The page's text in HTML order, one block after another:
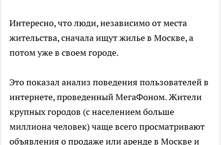
Интересно, что люди, независимо от места
жительства, сначала ищут жилье в Москве, а
потом уже в своем городе.
Это показал анализ поведения пользователей в
интернете, проведенный МегаФоном. Жители
крупных городов (с населением больше
миллиона человек) чаще всего просматривают
объявления о продаже или аренде в Москве и